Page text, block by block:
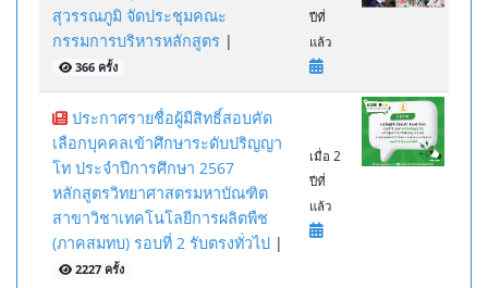
สุวรรณภูมิ จัดประชุมคณะ
กรรมการบริหารหลักสูตร |
366 ครั้ง
ปีที่
แล้ว
ประกาศรายชื่อผู้มีสิทธิ์สอบคัด
เลือกบุคคลเข้าศึกษาระดับปริญญา
โท ประจำปีการศึกษา 2567
หลักสูตรวิทยาศาสตรมหาบัณฑิต
สาขาวิชาเทคโนโลยีการผลิตพืช
(ภาคสมทบ) รอบที่ 2 รับตรงทั่วไป |
2227 ครั้ง
เมื่อ 2
ปีที่
แล้ว